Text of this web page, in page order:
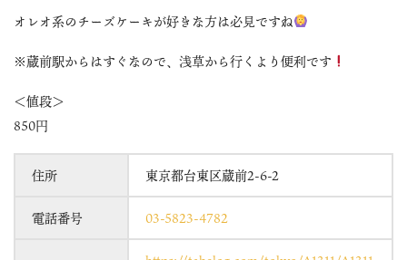
オレオ系のチーズケーキが好きな方は必見ですね
※蔵前駅からはすぐなので、浅草から行くより便利です
＜値段＞
850円
住所 東京都台東区蔵前2-6-2
電話番号 03-5823-4782